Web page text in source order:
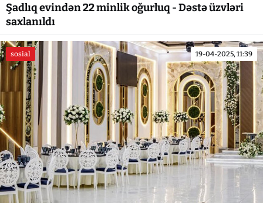
Şadlıq evindən 22 minlik oğurluq - Dəstə üzvləri
saxlanıldı
sosial 19-04-2025, 11:39